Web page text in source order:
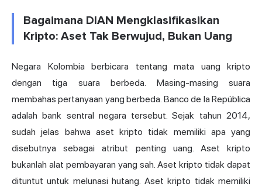
Bagaimana DIAN Mengklasifikasikan
Kripto: Aset Tak Berwujud, Bukan Uang
Negara Kolombia berbicara tentang mata uang kripto
dengan tiga suara berbeda. Masing-masing suara
membahas pertanyaan yang berbeda. Banco de la República
adalah bank sentral negara tersebut. Sejak tahun 2014,
sudah jelas bahwa aset kripto tidak memiliki apa yang
disebutnya sebagai atribut penting uang. Aset kripto
bukanlah alat pembayaran yang sah. Aset kripto tidak dapat
dituntut untuk melunasi hutang. Aset kripto tidak memiliki